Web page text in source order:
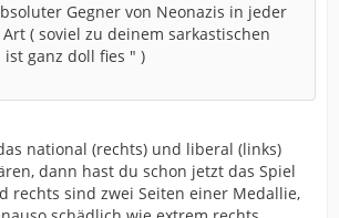
Gegner von Neonazis in jeder
( soviel zu deinem sarkastischen
ganz doll fies " )
national (rechts) und liberal (links)
dann hast du schon jetzt das Spiel
rechts sind zwei Seiten einer Medallie,